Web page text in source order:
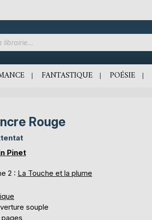
FANTASTIQUE POÉSIE
Rouge
Pinet
2 : La Touche et la plume
souple